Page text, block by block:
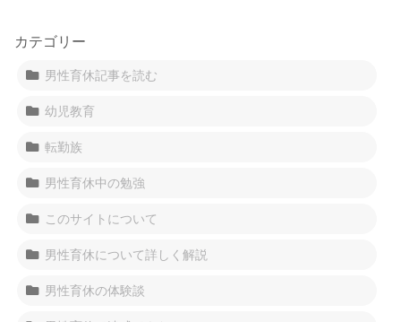
カテゴリー
男性育休記事を読む
幼児教育
転勤族
男性育休中の勉強
このサイトについて
男性育休について詳しく解説
男性育休の体験談